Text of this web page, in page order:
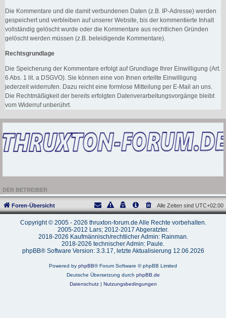
Die Kommentare und die damit verbundenen Daten (z.B. IP-Adresse) werden
gespeichert und verbleiben auf unserer Website, bis der kommentierte Inhalt
vollständig gelöscht wurde oder die Kommentare aus rechtlichen Gründen
gelöscht werden müssen (z.B. beleidigende Kommentare).
Rechtsgrundlage
Die Speicherung der Kommentare erfolgt auf Grundlage Ihrer Einwilligung (Art.
6 Abs. 1 lit. a DSGVO). Sie können eine von Ihnen erteilte Einwilligung
jederzeit widerrufen. Dazu reicht eine formlose Mitteilung per E-Mail an uns.
Die Rechtmäßigkeit der bereits erfolgten Datenverarbeitungsvorgänge bleibt
vom Widerruf unberührt.
DER BETREIBER
Foren-Übersicht Alle Zeiten sind UTC+02:00
Copyright © 2005 - 2026 thruxton-forum.de Alle Rechte vorbehalten.
2005-2012 Lars; 2012-2017 Abgeratzter.
2018-2026 Kaufmännisch/rechtlicher Admin: Rainman.
2018-2026 technischer Admin: Paule.
phpBB® Software Version: 3.3.17, letzte Aktualisierung 12.06.2026
Powered by phpBB® Forum Software © phpBB Limited
Deutsche Übersetzung durch phpBB.de
Datenschutz| Nutzungsbedingungen